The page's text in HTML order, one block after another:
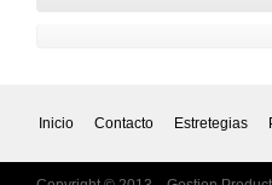
Inicio Contacto Estretegias